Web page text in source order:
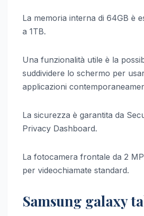
La memoria interna di 64GB è
a 1TB.
Una funzionalità utile è la
suddividere lo schermo per
applicazioni
La sicurezza è garantita da
Privacy Dashboard.
La fotocamera frontale da 2
per videochiamate standard.
Samsung galaxy